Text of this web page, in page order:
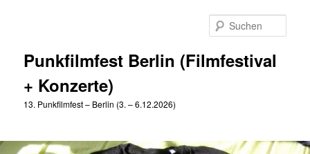
Punkfilmfest Berlin (Filmfestival
+ Konzerte)
13. Punkfilmfest – Berlin (3. – 6.12.2026)